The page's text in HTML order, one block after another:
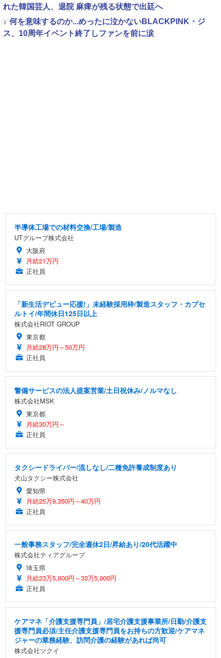
れた韓国芸人、退院 麻痺が残る状態で出廷へ
> 何を意味するのか...めったに泣かないBLACKPINK・ジ
ス、10周年イベント終了しファンを前に涙
半導体工場での材料交換/工場/製造
UTグループ株式会社
大阪府
月給21万円
正社員
「新生活デビュー応援!」未経験採用枠/製造スタッフ・カプセ
ルトイ/年間休日125日以上
株式会社RIOT GROUP
東京都
月給28万円～50万円
正社員
警備サービスの法人提案営業/土日祝休み/ノルマなし
株式会社MSK
東京都
月給30万円～
正社員
タクシードライバー/流しなし/二種免許養成制度あり
犬山タクシー株式会社
愛知県
月給25万9,350円～40万円
正社員
一般事務スタッフ/完全週休2日/昇給あり/20代活躍中
株式会社ティアグループ
埼玉県
月給23万5,000円～33万5,000円
正社員
ケアマネ「介護支援専門員」/居宅介護支援事業所/日勤/介護支
援専門員必須/主任介護支援専門員をお持ちの方歓迎/ケアマネ
ジャーの業務経験、訪問介護の経験があれば尚可
株式会社ツクイ